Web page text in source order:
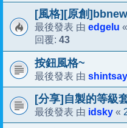
[風格][原創
最後發表 由 edgelu «
回覆: 43
按鈕風格~
最後發表 由 shintsay
[分享]自製的等級
最後發表 由 idsky «